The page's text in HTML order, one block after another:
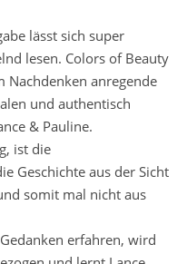
lässt sich super
lesen. Colors of Beauty
Nachdenken anregende
und authentisch
& Pauline.
ist die
Geschichte aus der Sicht
somit mal nicht aus
erfahren, wird